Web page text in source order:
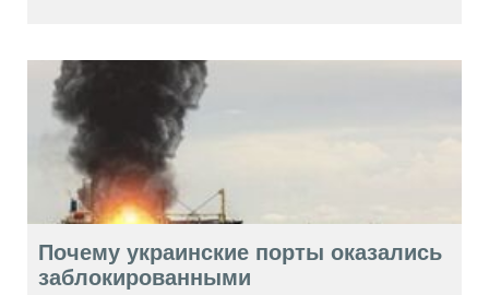
Почему украинские порты оказались
заблокированными